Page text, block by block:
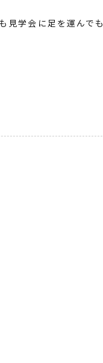
見学会に足を運んでも